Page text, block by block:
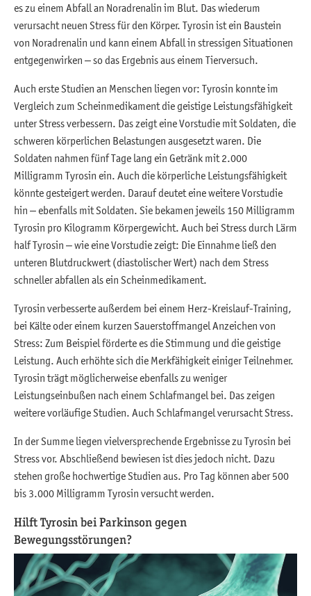
es zu einem Abfall an Noradrenalin im Blut. Das wiederum
verursacht neuen Stress für den Körper. Tyrosin ist ein Baustein
von Noradrenalin und kann einem Abfall in stressigen Situationen
entgegenwirken – so das Ergebnis aus einem Tierversuch.
Auch erste Studien an Menschen liegen vor: Tyrosin konnte im
Vergleich zum Scheinmedikament die geistige Leistungsfähigkeit
unter Stress verbessern. Das zeigt eine Vorstudie mit Soldaten, die
schweren körperlichen Belastungen ausgesetzt waren. Die
Soldaten nahmen fünf Tage lang ein Getränk mit 2.000
Milligramm Tyrosin ein. Auch die körperliche Leistungsfähigkeit
könnte gesteigert werden. Darauf deutet eine weitere Vorstudie
hin – ebenfalls mit Soldaten. Sie bekamen jeweils 150 Milligramm
Tyrosin pro Kilogramm Körpergewicht. Auch bei Stress durch Lärm
half Tyrosin – wie eine Vorstudie zeigt: Die Einnahme ließ den
unteren Blutdruckwert (diastolischer Wert) nach dem Stress
schneller abfallen als ein Scheinmedikament.
Tyrosin verbesserte außerdem bei einem Herz-Kreislauf-Training,
bei Kälte oder einem kurzen Sauerstoffmangel Anzeichen von
Stress: Zum Beispiel förderte es die Stimmung und die geistige
Leistung. Auch erhöhte sich die Merkfähigkeit einiger Teilnehmer.
Tyrosin trägt möglicherweise ebenfalls zu weniger
Leistungseinbußen nach einem Schlafmangel bei. Das zeigen
weitere vorläufige Studien. Auch Schlafmangel verursacht Stress.
In der Summe liegen vielversprechende Ergebnisse zu Tyrosin bei
Stress vor. Abschließend bewiesen ist dies jedoch nicht. Dazu
stehen große hochwertige Studien aus. Pro Tag können aber 500
bis 3.000 Milligramm Tyrosin versucht werden.
Hilft Tyrosin bei Parkinson gegen
Bewegungsstörungen?